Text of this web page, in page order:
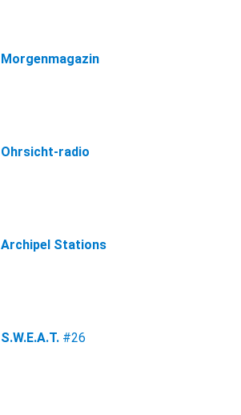
Morgenmagazin
Ohrsicht-radio
Archipel Stations
S.W.E.A.T. #26